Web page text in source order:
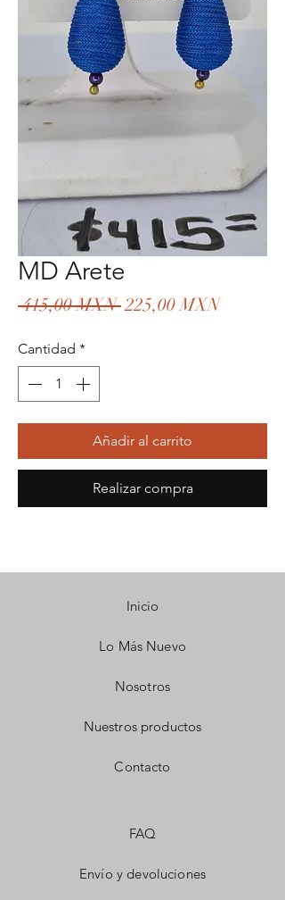
MD Arete
415,00 MXN Precio
225,00 MXNPrecio
Cantidad *
Añadir al carrito
Realizar compra
Inicio
Lo Más Nuevo
Nosotros
Nuestros productos
Contacto
FAQ
Envío y devoluciones